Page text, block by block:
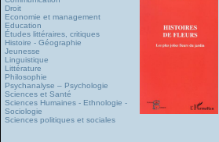
Droit
Economie et management
Education
Études littéraires, critiques
Histoire - Géographie
Jeunesse
Linguistique
Littérature
Philosophie
Psychanalyse – Psychologie
Sciences et Santé
Sciences Humaines - Ethnologie -
Sociologie
Sciences politiques et sociales